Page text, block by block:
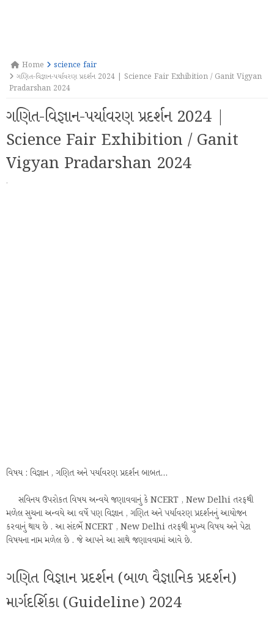
Home
science fair
ગણિત-વિજ્ઞાન-પર્યાવરણ પ્રદર્શન 2024 | Science Fair Exhibition / Ganit Vigyan
Pradarshan 2024
ગણિત-વિજ્ઞાન-પર્યાવરણ પ્રદર્શન 2024 |
Science Fair Exhibition / Ganit
Vigyan Pradarshan 2024
·
વિષય : વિજ્ઞાન , ગણિત અને પર્યાવરણ પ્રદર્શન બાબત...
સવિનય ઉપરોકત વિષય અન્વયે જણાવવાનું કે NCERT , New Delhi તરફથી
મળેલ સુચના અન્વયે આ વર્ષે પણ વિજ્ઞાન , ગણિત અને પર્યાવરણ પ્રદર્શનનું આયોજન
કરવાનું થાય છે . આ સંદર્ભે NCERT , New Delhi તરફથી મુખ્ય વિષય અને પેટા
વિષયના નામ મળેલ છે . જે આપને આ સાથે જણાવવામાં આવે છે.
ગણિત વિજ્ઞાન પ્રદર્શન (બાળ વૈજ્ઞાનિક પ્રદર્શન)
માર્ગદર્શિકા (Guideline) 2024